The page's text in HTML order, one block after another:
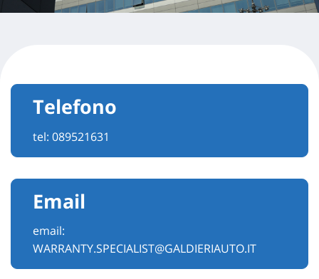
Telefono
tel: 089521631
Email
email:
WARRANTY.SPECIALIST@GALDIERIAUTO.IT